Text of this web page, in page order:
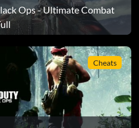
Ops - Ultimate Combat
Cheats